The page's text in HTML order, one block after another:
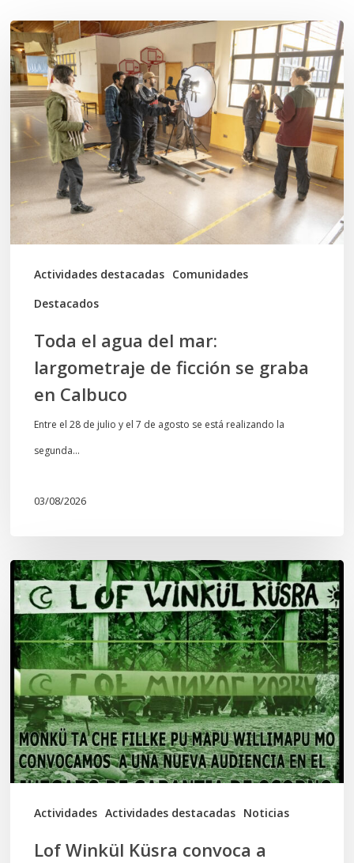
Actividades destacadas Comunidades
Destacados
Toda
el
agua
del
mar:
largometraje
de
ficción
se
graba
Toda el agua del mar:
largometraje de ficción se graba
en Calbuco
Entre el 28 de julio y el 7 de agosto se está realizando la
segunda…
03/08/2026
Actividades Actividades destacadas Noticias
Lof
Winkül
Küsra
convoca
a
apoyar
audiencia
en
Juzgado
Lof Winkül Küsra convoca a